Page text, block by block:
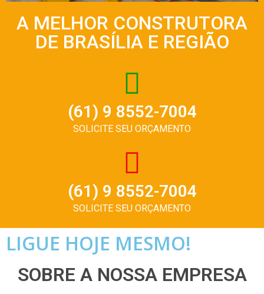
A MELHOR CONSTRUTORA
DE BRASÍLIA E REGIÃO
(61) 9 8552-7004
SOLICITE SEU ORÇAMENTO
(61) 9 8552-7004
SOLICITE SEU ORÇAMENTO
LIGUE HOJE MESMO!
SOBRE A NOSSA EMPRESA